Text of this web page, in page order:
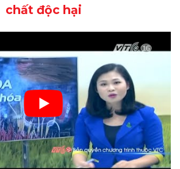
chất độc hại